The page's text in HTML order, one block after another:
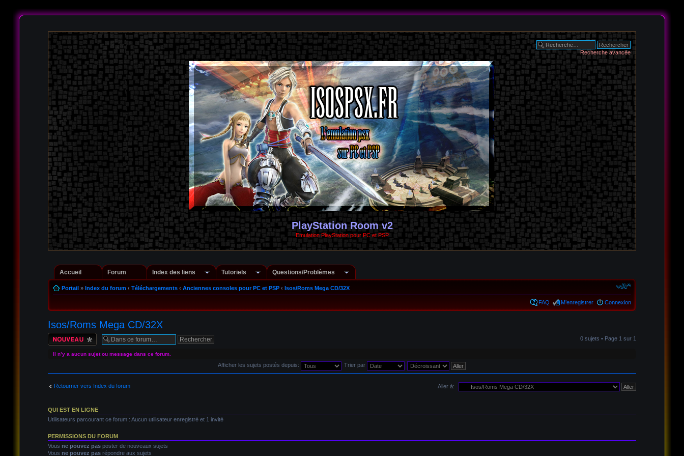
Recherche avancée
PlayStation Room v2
Emulation PlayStation pour PC et PSP
Accueil Forum Index des liens Tutoriels Questions/Problèmes
Portail» Index du forum ‹ Téléchargements ‹ Anciennes consoles pour PC et PSP ‹ Isos/Roms Mega CD/32X
FAQ M’enregistrer Connexion
Isos/Roms Mega CD/32X
Écrire un nouveau
sujet
0 sujets • Page 1 sur 1
Il n’y a aucun sujet ou message dans ce forum.
Afficher les sujets postés depuis: Trier par
Retourner vers Index du forum Aller à:
QUI EST EN LIGNE
Utilisateurs parcourant ce forum : Aucun utilisateur enregistré et 1 invité
PERMISSIONS DU FORUM
Vous ne pouvez pasposter de nouveaux sujets
Vous ne pouvez pasrépondre aux sujets